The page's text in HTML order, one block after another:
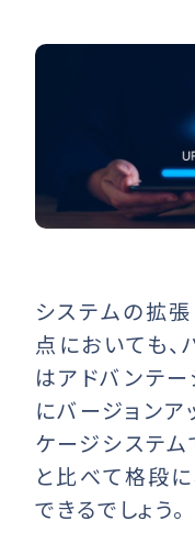
システムの拡
点においても
はアドバンテ
にバージョン
ケージシステ
と比べて格段
できるでしょう。